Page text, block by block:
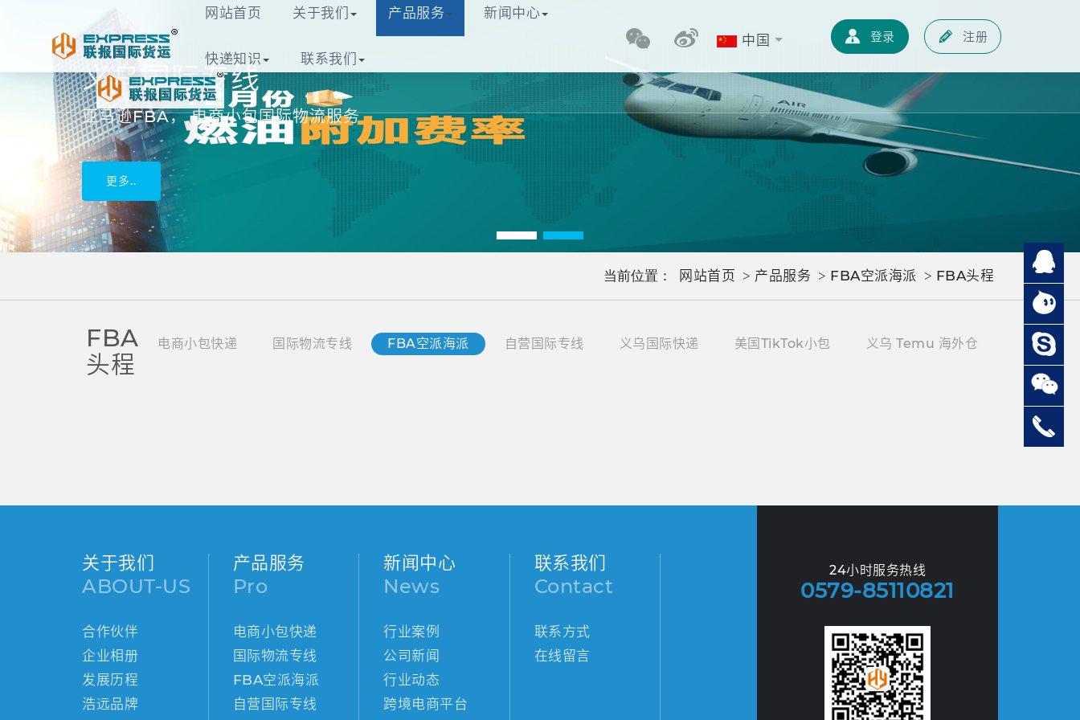
网站首页 关于我们 产品服务 新闻中心
快递知识 联系我们
中国 登录 注册
新闻中心 快递知识 中文 登录 注册
浩远国际快递有限公司
义乌国际专线
亚马逊FBA， 电商小包国际物流服务
更多..
当前位置： 网站首页 > 产品服务 > FBA空派海派 > FBA头程
电商小包快递 国际物流专线 FBA空派海派 自营国际专线 义乌国际快递 美国TikTok小包 义乌 Temu 海外仓
FBA
头程
关于我们
ABOUT-US
合作伙伴
企业相册
发展历程
浩远品牌
产品服务
Pro
电商小包快递
国际物流专线
FBA空派海派
自营国际专线
新闻中心
News
行业案例
公司新闻
行业动态
跨境电商平台
联系我们
Contact
联系方式
在线留言
24小时服务热线
0579-85110821